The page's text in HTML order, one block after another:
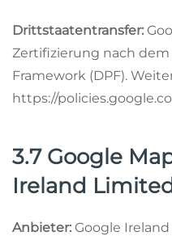
Drittstaatentransfer:
Zertifizierung nach dem
Framework (DPF).
https://
3.7 Google
Ireland
Anbieter: Google